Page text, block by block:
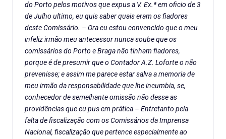
do Porto pelos motivos que expus a V. Ex.ª em oficio de 3
de Julho ultimo, eu quis saber quais eram os fiadores
deste Comissário. – Ora eu estou convencido que o meu
infeliz irmão meu antecessor nunca soube que os
comissários do Porto e Braga não tinham fiadores,
porque é de presumir que o Contador A.Z. Loforte o não
prevenisse; e assim me parece estar salva a memoria de
meu irmão da responsabilidade que lhe incumbia, se,
conhecedor de semelhante omissão não desse as
providências que eu pus em prática – Entretanto pela
falta de fiscalização com os Comissários da Imprensa
Nacional, fiscalização que pertence especialmente ao